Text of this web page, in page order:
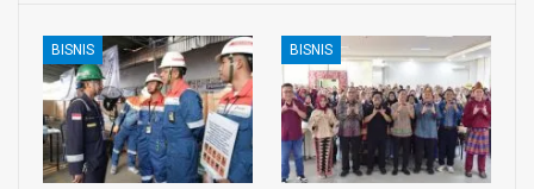
BISNIS BISNIS